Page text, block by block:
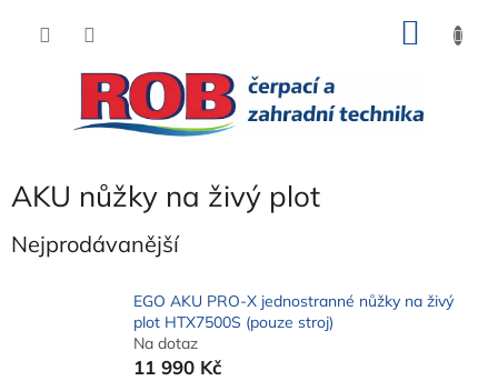
AKU nůžky na živý plot
Nejprodávanější
EGO AKU PRO-X jednostranné nůžky na živý
plot HTX7500S (pouze stroj)
Na dotaz
11 990 Kč